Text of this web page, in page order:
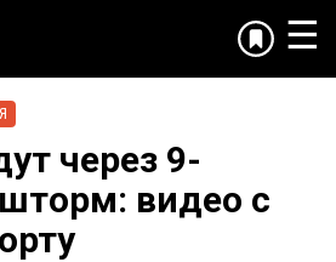
☰
через 9-
видео с